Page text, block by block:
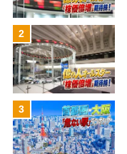
2
3